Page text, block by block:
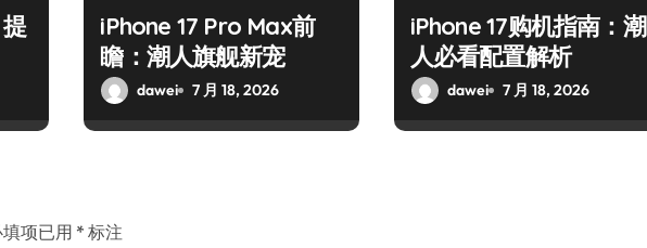
iPhone 17 Pro Max前
瞻：潮人旗舰新宠
dawei 7 月 18, 2026
iPhone 17购机指南：潮
人必看配置解析
dawei 7 月 18, 2026
填项已用 * 标注